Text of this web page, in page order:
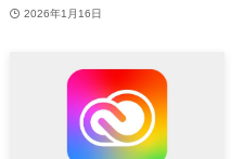
に2026年1月16日